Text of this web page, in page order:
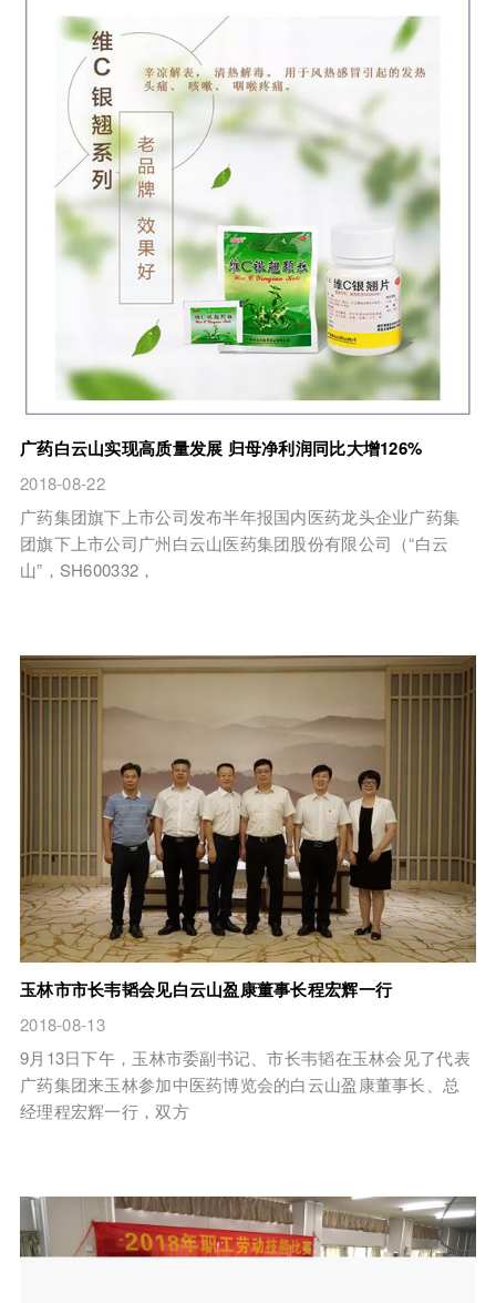
广药白云山实现高质量发展 归母净利润同比大增126%
2018-08-22
广药集团旗下上市公司发布半年报国内医药龙头企业广药集
团旗下上市公司广州白云山医药集团股份有限公司（“白云
山”，SH600332，
玉林市市长韦韬会见白云山盈康董事长程宏辉一行
2018-08-13
9月13日下午，玉林市委副书记、市长韦韬在玉林会见了代表
广药集团来玉林参加中医药博览会的白云山盈康董事长、总
经理程宏辉一行，双方